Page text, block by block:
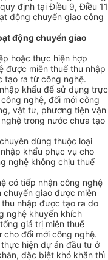
định tại Điều 9, Điều 11
động chuyển giao công
động chuyển giao
hoặc thực hiện hợp
được miễn thuế thu nhập
tạo ra từ công nghệ.
khẩu để sử dụng trực
nghệ, đổi mới công
vật tư, phương tiện vận
trong nước chưa tạo
dùng thuộc loại
khẩu phục vụ cho
nghệ không chịu thuế
có tiếp nhận công nghệ
giao được miễn
nhập được tạo ra do
nghệ khuyến khích
giá trị miễn thuế
đổi mới công nghệ.
hiện dự án đầu tư ở
đặc biệt khó khăn thì